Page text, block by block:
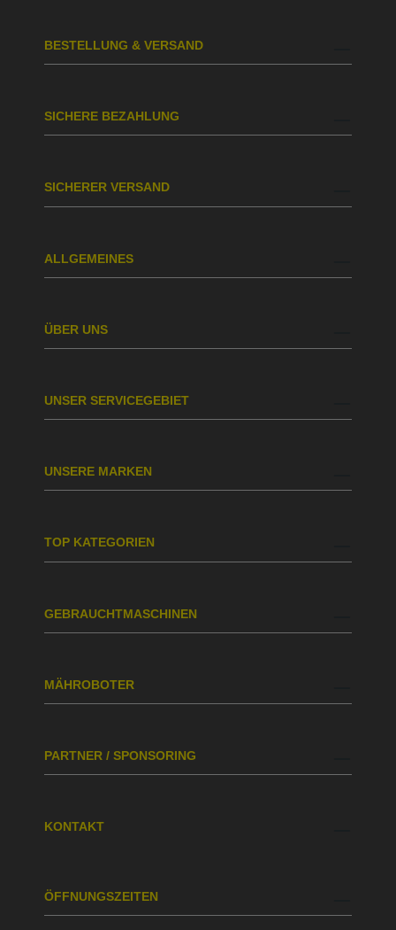
BESTELLUNG & VERSAND
SICHERE BEZAHLUNG
SICHERER VERSAND
ALLGEMEINES
ÜBER UNS
UNSER SERVICEGEBIET
UNSERE MARKEN
TOP KATEGORIEN
GEBRAUCHTMASCHINEN
MÄHROBOTER
PARTNER / SPONSORING
KONTAKT
ÖFFNUNGSZEITEN